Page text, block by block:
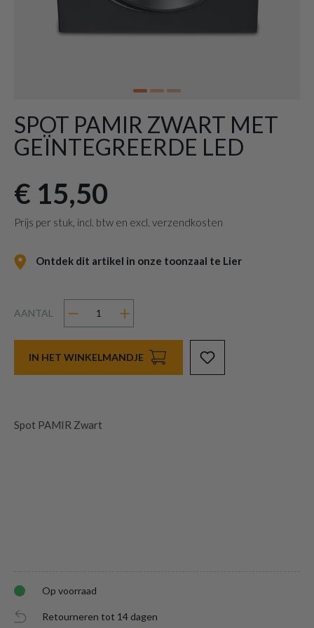
SPOT PAMIR ZWART MET
GEÏNTEGREERDE LED
€ 15,50
Prijs per stuk, incl. btw en excl. verzendkosten
Ontdek dit artikel in onze toonzaal te Lier
AANTAL
IN HET WINKELMANDJE
Spot PAMIR Zwart
Op voorraad
Retourneren tot 14 dagen